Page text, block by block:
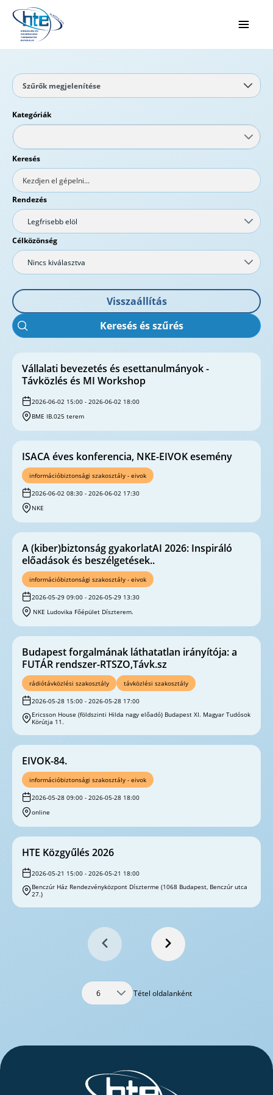
Ugrás a fő tartalomhoz
Szűrők megjelenítése
Kategóriák
Keresés
Rendezés
Legfrisebb elöl
Célközönség
Nincs kiválasztva
Visszaállítás
Keresés és szűrés
Vállalati bevezetés és esettanulmányok -
Távközlés és MI Workshop
2026-06-02 15:00 - 2026-06-02 18:00
BME IB.025 terem
ISACA éves konferencia, NKE-EIVOK esemény
információbiztonsági szakosztály - eivok
2026-06-02 08:30 - 2026-06-02 17:30
NKE
A (kiber)biztonság gyakorlatAI 2026: Inspiráló
előadások és beszélgetések..
információbiztonsági szakosztály - eivok
2026-05-29 09:00 - 2026-05-29 13:30
NKE Ludovika Főépület Díszterem.
Budapest forgalmának láthatatlan irányítója: a
FUTÁR rendszer-RTSZO,Távk.sz
rádiótávközlési szakosztály távközlési szakosztály
2026-05-28 15:00 - 2026-05-28 17:00
Ericsson House (földszinti Hilda nagy előadó) Budapest XI. Magyar Tudósok
Körútja 11.
EIVOK-84.
információbiztonsági szakosztály - eivok
2026-05-28 09:00 - 2026-05-28 18:00
online
HTE Közgyűlés 2026
2026-05-21 15:00 - 2026-05-21 18:00
Benczúr Ház Rendezvényközpont Díszterme (1068 Budapest, Benczúr utca
27.)
6 Tétel oldalanként